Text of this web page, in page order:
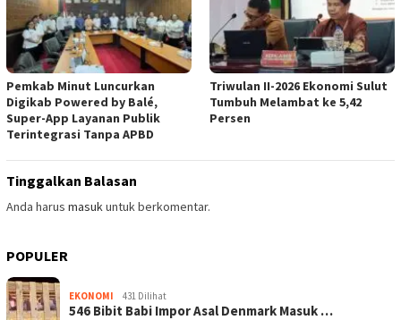
Pemkab Minut Luncurkan
Digikab Powered by Balé,
Super-App Layanan Publik
Terintegrasi Tanpa APBD
Triwulan II-2026 Ekonomi Sulut
Tumbuh Melambat ke 5,42
Persen
Tinggalkan Balasan
Anda harus masukuntuk berkomentar.
POPULER
EKONOMI 431 Dilihat
546 Bibit Babi Impor Asal Denmark Masuk …